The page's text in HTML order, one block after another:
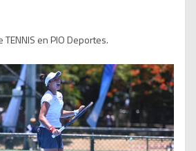
en PIO Deportes.